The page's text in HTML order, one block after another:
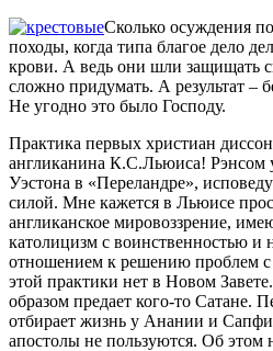
Сколько осуждения
походы, когда типа благое дело
крови. А ведь они шли защищать
сложно придумать. А результат –
Не угодно это было Господу.
Практика первых христиан
англиканина К.С.Льюиса! Рэнсом
Уэстона в «Переландре»,
силой. Мне кажется в Льюисе
англиканское мировоззрение,
католицизм с воинственностью и
отношением к решению проблем
этой практики нет в Новом
образом предает кого-то Сатане.
отбирает жизнь у Анании и
апостолы не пользуются. Об этом